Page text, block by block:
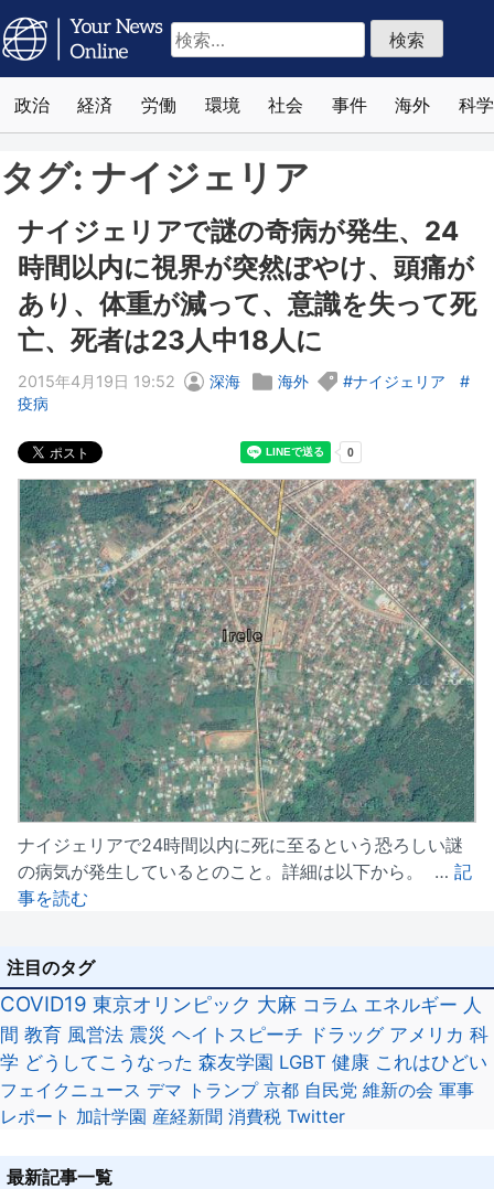
検
索:
政治 経済 労働 環境 社会 事件 海外 科学
タグ: ナイジェリア
ナイジェリアで謎の奇病が発生、24
時間以内に視界が突然ぼやけ、頭痛が
あり、体重が減って、意識を失って死
亡、死者は23人中18人に
2015年4月19日 19:52 深海 海外
ナイジェリア
疫病
ナイジェリアで24時間以内に死に至るという恐ろしい謎
の病気が発生しているとのこと。詳細は以下から。 … 記
事を読む
注目のタグ
COVID19 東京オリンピック 大麻 コラム エネルギー 人
間 教育 風営法 震災 ヘイトスピーチ ドラッグ アメリカ 科
学 どうしてこうなった 森友学園 LGBT 健康 これはひどい
フェイクニュース デマ トランプ 京都 自民党 維新の会 軍事
レポート 加計学園 産経新聞 消費税 Twitter
最新記事一覧